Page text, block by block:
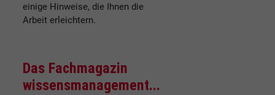
einige Hinweise, die Ihnen die
Arbeit erleichtern.
Das Fachmagazin
wissensmanagement...